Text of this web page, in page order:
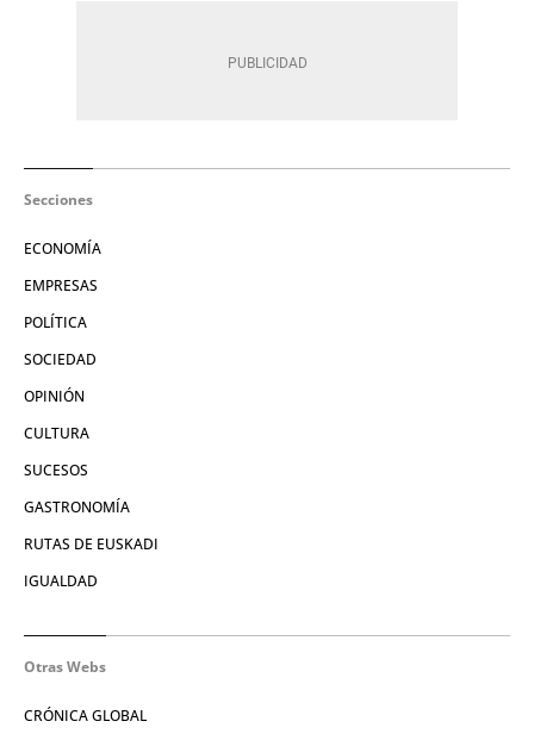
Secciones
ECONOMÍA
EMPRESAS
POLÍTICA
SOCIEDAD
OPINIÓN
CULTURA
SUCESOS
GASTRONOMÍA
RUTAS DE EUSKADI
IGUALDAD
Otras Webs
CRÓNICA GLOBAL